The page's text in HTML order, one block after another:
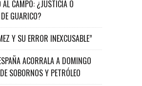
AL CAMPO: ¿JUSTICIA O
GUARICO?
Y SU ERROR INEXCUSABLE”
ACORRALA A DOMINGO
SOBORNOS Y PETRÓLEO